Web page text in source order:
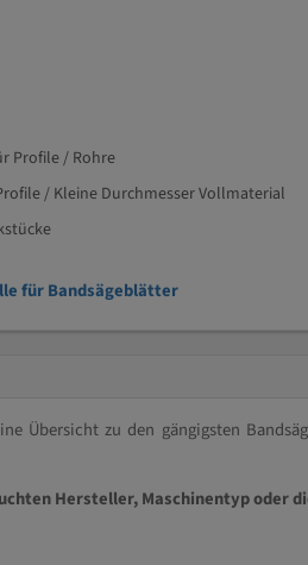
Profile / Rohre
/ Kleine Durchmesser Vollmaterial
für Bandsägeblätter
Übersicht zu den gängigsten
Hersteller, Maschinentyp oder